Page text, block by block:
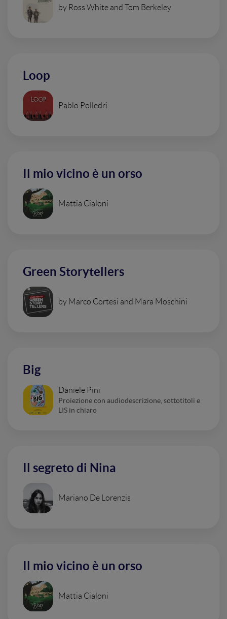
by Ross White and Tom Berkeley
Loop
Pablo Polledri
Il mio vicino è un orso
Mattia Cialoni
Green Storytellers
by Marco Cortesi and Mara Moschini
Big
Daniele Pini
Proiezione con audiodescrizione, sottotitoli e
LIS in chiaro
Il segreto di Nina
Mariano De Lorenzis
Il mio vicino è un orso
Mattia Cialoni